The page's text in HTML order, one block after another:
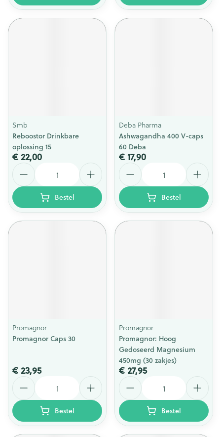
Smb
Reboostor Drinkbare
oplossing 15
€ 22,00
Bestel
Deba Pharma
Ashwagandha 400 V-caps
60 Deba
€ 17,90
Aantal
Bestel
Promagnor
Promagnor Caps 30
€ 23,95
Bestel
Promagnor
Promagnor: Hoog
Gedoseerd Magnesium
450mg (30 zakjes)
€ 27,95
Bestel